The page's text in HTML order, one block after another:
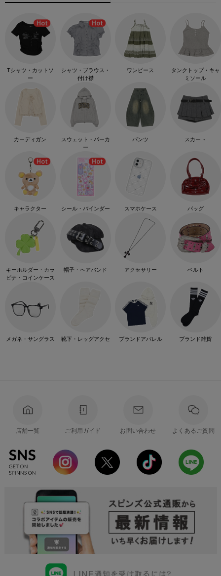
Tシャツ・カットソ
ー
シャツ・ブラウス・
付け襟
ワンピース
タンクトップ・キャ
ミソール
カーディガン
スウェット・パーカ
ー
パンツ スカート
キャラクター シール・バインダー スマホケース バッグ
キーホルダー・カラ
ビナ・コインケース
帽子・ヘアバンド アクセサリー ベルト
メガネ・サングラス 靴下・レッグアクセ ブランドアパレル ブランド雑貨
店舗一覧 ご利用ガイド お問い合わせ よくあるご質問